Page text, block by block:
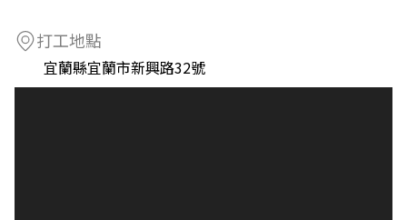
打工地點
宜蘭縣宜蘭市新興路32號